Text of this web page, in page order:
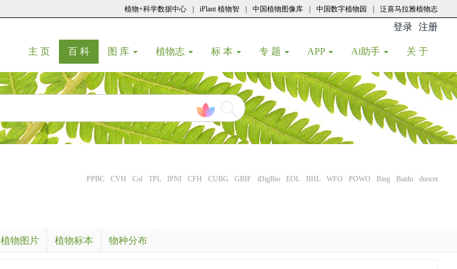
植物+科学数据中心 iPlant 植物智 中国植物图像库 中国数字植物园 泛喜马拉雅植物志
登录 注册
主 页(current)
百 科(current)
图 库 植物志 标 本 专 题 APP Ai助手 关 于
PPBC CVH Col TPL IPNI CFH CUBG GBIF iDigBio EOL BHL WFO POWO Bing Baidu duocet
植物图片 植物标本 物种分布